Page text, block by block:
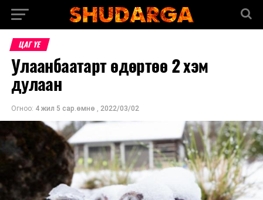
ЦАГ ҮЕ
Улаанбаатарт өдөртөө 2 хэм
дулаан
Огноо: 4 жил 5 сар.өмнө , 2022/03/02